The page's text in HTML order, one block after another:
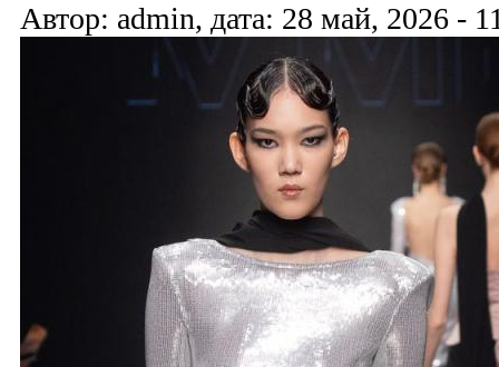
Автор: admin, дата: 28 май, 2026 -